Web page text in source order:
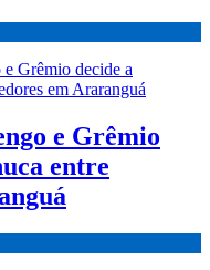
e Grêmio
entre